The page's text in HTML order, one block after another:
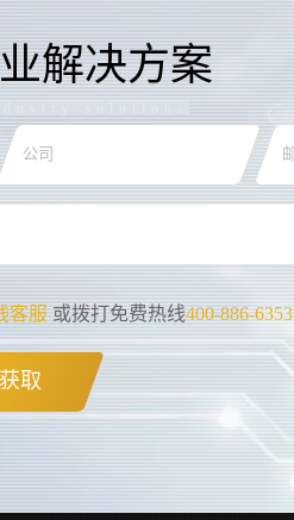
解决方案
客服 或拨打免费热线400-886-6353